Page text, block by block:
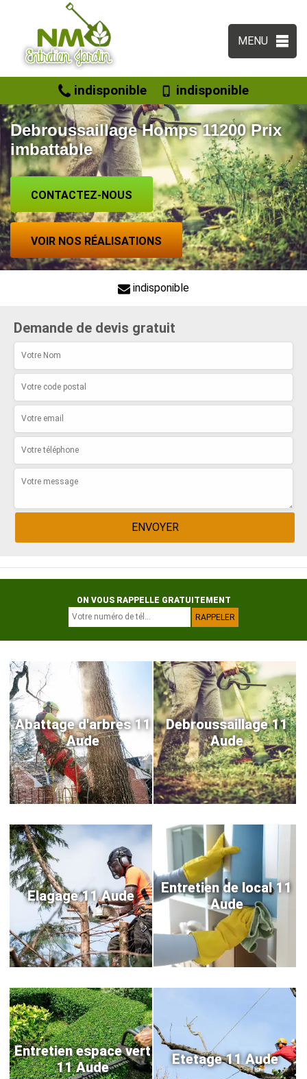
MENU
indisponible indisponible
Debroussaillage Homps 11200 Prix
imbattable
CONTACTEZ-NOUS
VOIR NOS RÉALISATIONS
indisponible
Demande de devis gratuit
ON VOUS RAPPELLE GRATUITEMENT
Abattage d'arbres 11
Aude
Debroussaillage 11
Aude
Elagage 11 Aude
Entretien de local 11
Aude
Entretien espace vert
11 Aude
Etetage 11 Aude